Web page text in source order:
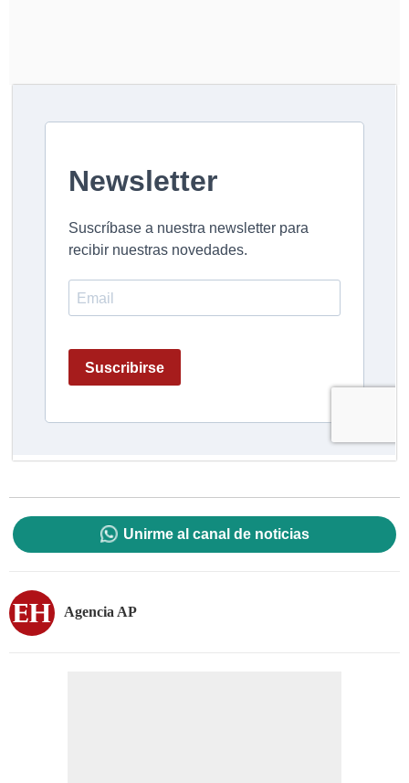
Unirme al canal de noticias
Agencia AP